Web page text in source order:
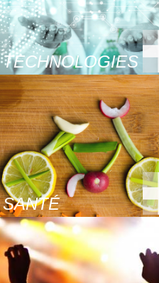
TECHNOLOGIES
SANTÉ